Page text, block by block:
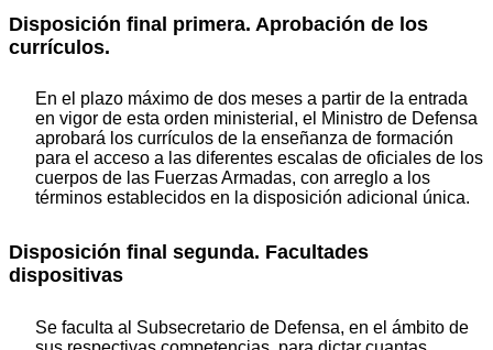
Disposición final primera. Aprobación de los
currículos.
En el plazo máximo de dos meses a partir de la entrada
en vigor de esta orden ministerial, el Ministro de Defensa
aprobará los currículos de la enseñanza de formación
para el acceso a las diferentes escalas de oficiales de los
cuerpos de las Fuerzas Armadas, con arreglo a los
términos establecidos en la disposición adicional única.
Disposición final segunda. Facultades
dispositivas
Se faculta al Subsecretario de Defensa, en el ámbito de